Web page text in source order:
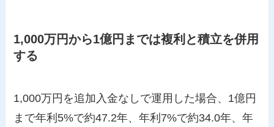
1,000万円から1億円までは複利と積立を併用
する
1,000万円を追加入金なしで運用した場合、1億円
まで年利5%で約47.2年、年利7%で約34.0年、年